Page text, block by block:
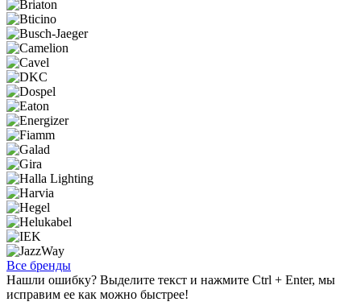
Все бренды
Нашли ошибку? Выделите текст и нажмите Ctrl + Enter, мы
исправим ее как можно быстрее!